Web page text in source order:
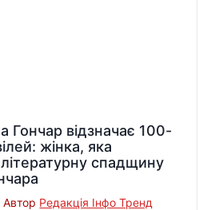
Гончар відзначає 100-
жінка, яка
спадщину
Автор Редакція Інфо Тренд